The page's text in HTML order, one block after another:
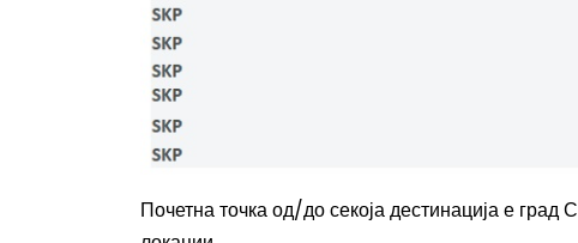
Почетна точка од/до секоја дестинација е